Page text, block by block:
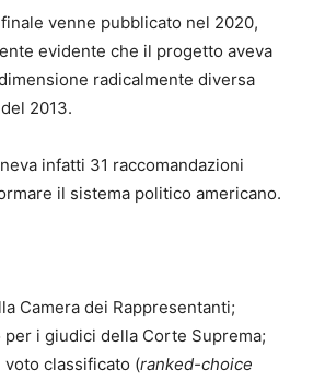
venne pubblicato nel 2020,
evidente che il progetto aveva
radicalmente diversa
2013.
infatti 31 raccomandazioni
il sistema politico americano.
Camera dei Rappresentanti;
per i giudici della Corte Suprema;
classificato (ranked-choice